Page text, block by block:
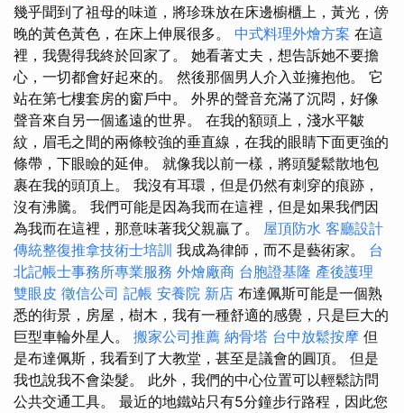
幾乎聞到了祖母的味道，將珍珠放在床邊櫥櫃上，黃光，傍
晚的黃色黃色，在床上伸展很多。 中式料理外燴方案 在這
裡，我覺得我終於回家了。 她看著丈夫，想告訴她不要擔
心，一切都會好起來的。 然後那個男人介入並擁抱他。 它
站在第七​​樓套房的窗戶中。 外界的聲音充滿了沉悶，好像
聲音來自另一個遙遠的世界。 在我的額頭上，淺水平皺
紋，眉毛之間的兩條較強的垂直線，在我的眼睛下面更強的
條帶，下眼瞼的延伸。 就像我以前一樣，將頭髮鬆散地包
裹在我的頭頂上。 我沒有耳環，但是仍然有刺穿的痕跡，
沒有沸騰。 我們可能是因為我而在這裡，但是如果我們因
為我而在這裡，那意味著我父親贏了。 屋頂防水 客廳設計
傳統整復推拿技術士培訓 我成為律師，而不是藝術家。 台
北記帳士事務所專業服務 外燴廠商 台胞證基隆 產後護理
雙眼皮 徵信公司 記帳 安養院 新店 布達佩斯可能是一個熟
悉的街景，房屋，樹木，我有一種舒適的感覺，只是巨大的
巨型車輪外星人。 搬家公司推薦 納骨塔 台中放鬆按摩 但
是布達佩斯，我看到了大教堂，甚至是議會的圓頂。 但是
我也說我不會染髮。 此外，我們的中心位置可以輕鬆訪問
公共交通工具。 最近的地鐵站只有5分鐘步行路程，因此您